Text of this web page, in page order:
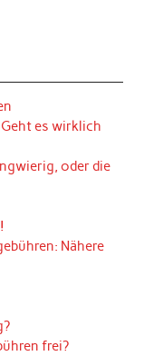
es wirklich
oder die
Nähere
frei?